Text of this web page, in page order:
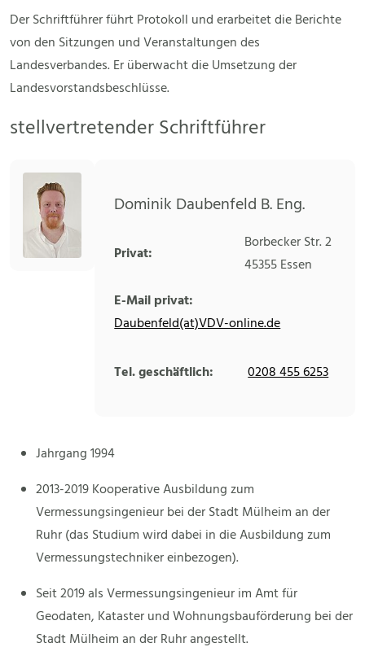
Der Schriftführer führt Protokoll und erarbeitet die Berichte
von den Sitzungen und Veranstaltungen des
Landesverbandes. Er überwacht die Umsetzung der
Landesvorstandsbeschlüsse.
stellvertretender Schriftführer
Dominik Daubenfeld B. Eng.
Privat:
Borbecker Str. 2
45355Essen
E-Mail privat:
Daubenfeld(at)VDV-online.de
Tel. geschäftlich: 0208 455 6253
Jahrgang 1994
2013-2019 Kooperative Ausbildung zum
Vermessungsingenieur bei der Stadt Mülheim an der
Ruhr (das Studium wird dabei in die Ausbildung zum
Vermessungstechniker einbezogen).
Seit 2019 als Vermessungsingenieur im Amt für
Geodaten, Kataster und Wohnungsbauförderung bei der
Stadt Mülheim an der Ruhr angestellt.